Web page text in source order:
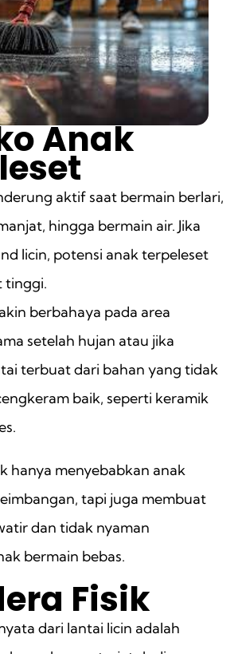
Anak
aktif saat bermain berlari,
hingga bermain air. Jika
licin, potensi anak terpeleset
tinggi.
berbahaya pada area
setelah hujan atau jika
terbuat dari bahan yang tidak
baik, seperti keramik
hanya menyebabkan anak
tapi juga membuat
dan tidak nyaman
bermain bebas.
Fisik
dari lantai licin adalah